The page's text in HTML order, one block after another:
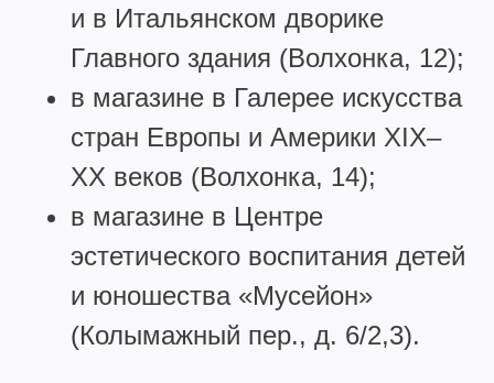
и в Итальянском дворике
Главного здания (Волхонка, 12);
в магазине в Галерее искусства
стран Европы и Америки XIX–
XX веков (Волхонка, 14);
в магазине в Центре
эстетического воспитания детей
и юношества «Мусейон»
(Колымажный пер., д. 6/2,3).